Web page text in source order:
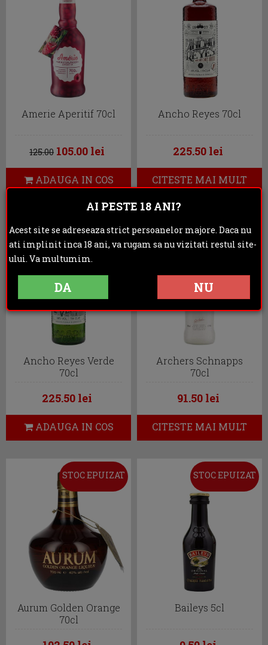
Amerie Aperitif 70cl
125.00 105.00 lei
ADAUGA IN COS
Ancho Reyes 70cl
225.50 lei
CITESTE MAI MULT
Ancho Reyes Verde
70cl
225.50 lei
ADAUGA IN COS
STOC EPUIZAT
Archers Schnapps
70cl
91.50 lei
CITESTE MAI MULT
STOC EPUIZAT
Aurum Golden Orange
70cl
STOC EPUIZAT
Baileys 5cl
AI PESTE 18 ANI?
Acest site se adreseaza strict persoanelor majore. Daca nu
ati implinit inca 18 ani, va rugam sa nu vizitati restul site-
ului. Va multumim.
DA NU